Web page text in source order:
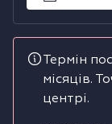
Сушильні
Термін
місяців.
центрі.